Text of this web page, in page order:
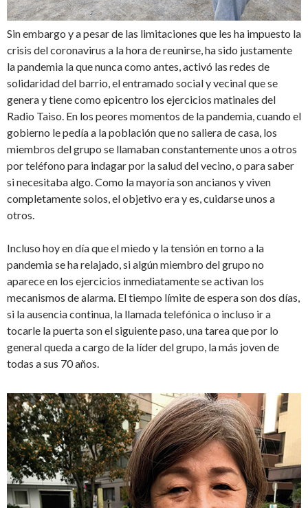
Sin embargo y a pesar de las limitaciones que les ha impuesto la
crisis del coronavirus a la hora de reunirse, ha sido justamente
la pandemia la que nunca como antes, activó las redes de
solidaridad del barrio, el entramado social y vecinal que se
genera y tiene como epicentro los ejercicios matinales del
Radio Taiso. En los peores momentos de la pandemia, cuando el
gobierno le pedía a la población que no saliera de casa, los
miembros del grupo se llamaban constantemente unos a otros
por teléfono para indagar por la salud del vecino, o para saber
si necesitaba algo. Como la mayoría son ancianos y viven
completamente solos, el objetivo era y es, cuidarse unos a
otros.
Incluso hoy en día que el miedo y la tensión en torno a la
pandemia se ha relajado, si algún miembro del grupo no
aparece en los ejercicios inmediatamente se activan los
mecanismos de alarma. El tiempo límite de espera son dos días,
si la ausencia continua, la llamada telefónica o incluso ir a
tocarle la puerta son el siguiente paso, una tarea que por lo
general queda a cargo de la líder del grupo, la más joven de
todas a sus 70 años.